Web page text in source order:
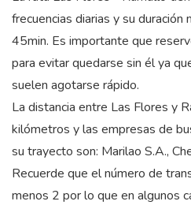
frecuencias diarias y su
45min. Es importante que
para evitar quedarse sin él ya
suelen agotarse rápido.
La distancia entre Las Flores y
kilómetros y las empresas de
su trayecto son: Marilao S.A.,
Recuerde que el número de
menos 2 por lo que en algunos